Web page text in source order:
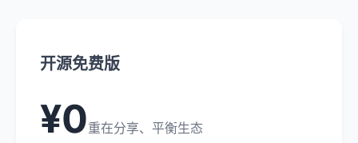
开源免费版
¥0重在分享、平衡生态